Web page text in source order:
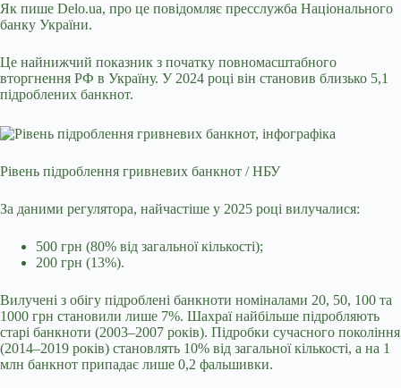
Як пише Delo.ua, про це повідомляє пресслужба Національного
банку України.
Це найнижчий показник з початку повномасштабного
вторгнення РФ в Україну. У 2024 році він становив близько 5,1
підроблених банкнот.
Рівень підроблення гривневих банкнот / НБУ
За даними регулятора, найчастіше у 2025 році вилучалися:
500 грн (80% від загальної кількості);
200 грн (13%).
Вилучені з обігу підроблені банкноти номіналами 20, 50, 100 та
1000 грн становили лише 7%. Шахраї найбільше підробляють
старі банкноти (2003–2007 років). Підробки сучасного покоління
(2014–2019 років) становлять 10% від загальної кількості, а на 1
млн банкнот припадає лише 0,2 фальшивки.